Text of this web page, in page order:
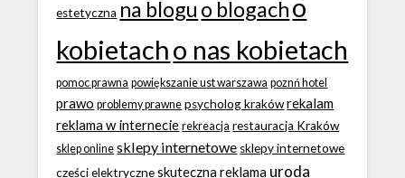
estetyczna na blogu o blogacho
kobietacho nas kobietach
pomoc prawna powiększanie ust warszawa poznń hotel
prawo problemy prawne psycholog krakówrekalam
reklama w internecie rekreacja restauracja Kraków
sklep online sklepy internetowe sklepy internetowe
cześci elektryczne skuteczna reklama uroda